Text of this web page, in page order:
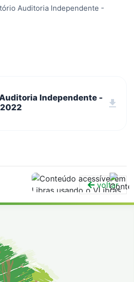
Auditoria Independente -
Independente -
download
voltar